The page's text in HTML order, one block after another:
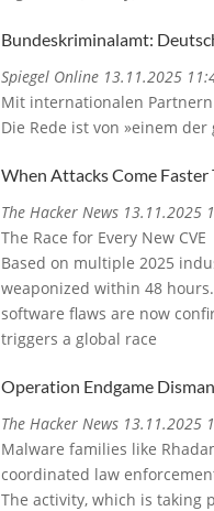
Bundeskriminalamt:
Spiegel Online 13.11.2025
Mit internationalen
Die Rede ist von »einem
When Attacks Come
The Hacker News 13.11.2025
The Race for Every New CVE
Based on multiple 2025
weaponized within 48
software flaws are now
triggers a global race
Operation Endgame
The Hacker News 13.11.2025
Malware families like
coordinated law
The activity, which is taking